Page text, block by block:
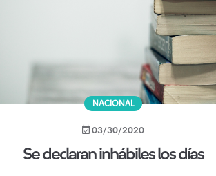
NACIONAL
03/30/2020
Se declaran inhábiles los días